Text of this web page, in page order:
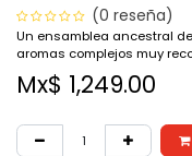
(0 reseña)
Un ensamblea ancestral
aromas complejos muy
Mx$ 1,249.00